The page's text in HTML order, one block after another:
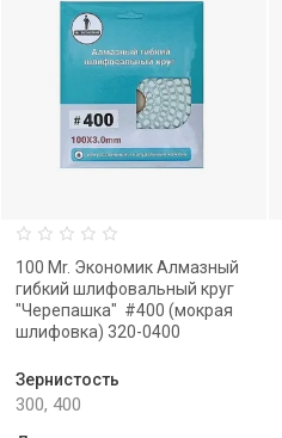
100 Mr. Экономик Алмазный
гибкий шлифовальный круг
"Черепашка" #400 (мокрая
шлифовка) 320-0400
Зернистость
300, 400